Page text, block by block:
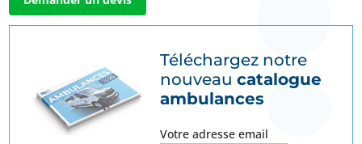
Téléchargez notre
nouveau catalogue
ambulances
Votre adresse email